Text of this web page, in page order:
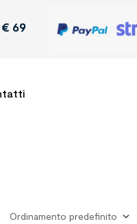
69